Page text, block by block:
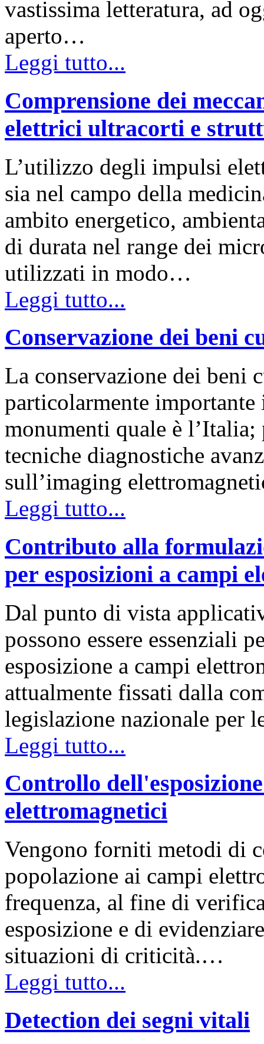
vastissima letteratura, ad
aperto…
Leggi tutto...
Comprensione dei
elettrici ultracorti e
L’utilizzo degli impulsi
sia nel campo della
ambito energetico,
di durata nel range dei
utilizzati in modo…
Leggi tutto...
Conservazione dei beni
La conservazione dei beni
particolarmente
monumenti quale è
tecniche diagnostiche
sull’imaging
Leggi tutto...
Contributo alla
per esposizioni a campi
Dal punto di vista
possono essere essenziali
esposizione a campi
attualmente fissati dalla
legislazione nazionale per
Leggi tutto...
Controllo
elettromagnetici
Vengono forniti metodi di
popolazione ai campi
frequenza, al fine di
esposizione e di
situazioni di criticità.…
Leggi tutto...
Detection dei segni vitali